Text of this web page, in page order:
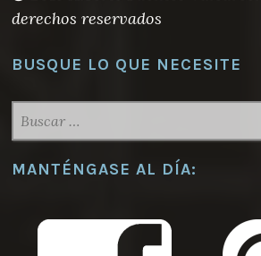
página
producto
derechos reservados
BUSQUE LO QUE NECESITE
MANTÉNGASE AL DÍA: